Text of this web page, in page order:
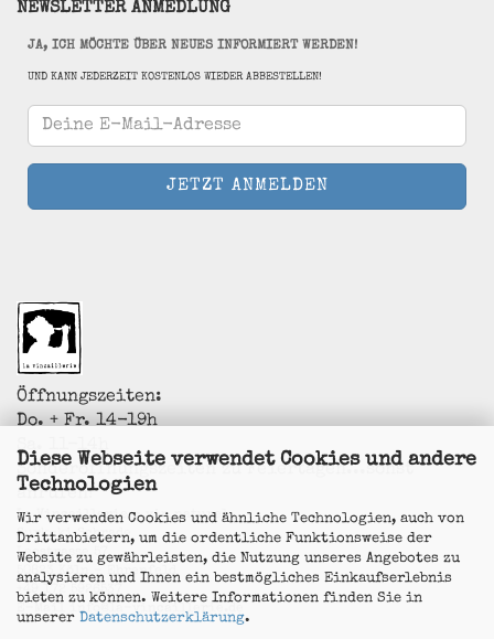
Diese Webseite verwendet Cookies und andere
Technologien
Wir verwenden Cookies und ähnliche Technologien, auch von
Drittanbietern, um die ordentliche Funktionsweise der
Website zu gewährleisten, die Nutzung unseres Angebotes zu
analysieren und Ihnen ein bestmögliches Einkaufserlebnis
bieten zu können. Weitere Informationen finden Sie in
unserer Datenschutzerklärung.
NEWSLETTER ANMEDLUNG
JA, ICH MÖCHTE ÜBER NEUES INFORMIERT WERDEN!
UND KANN JEDERZEIT KOSTENLOS WIEDER ABBESTELLEN!
Öffnungszeiten:
Do. + Fr. 14-19h
Sa. 11-14h
Sonderöffnungszeiten zu Feiertagen...sonst
anrufen!
La Vincaillerie - vin naturel
Surk-ki Schrade
Leostrasse 57
50823 Köln - Ehrenfeld
+49 172 5926537
info@la-vincaillerie.de